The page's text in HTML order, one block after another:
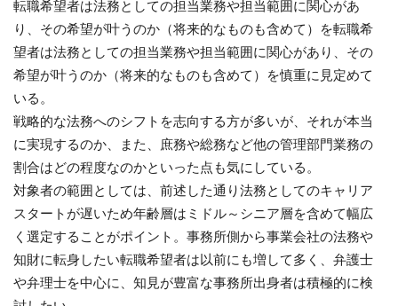
転職希望者は法務としての担当業務や担当範囲に関心があ
り、その希望が叶うのか（将来的なものも含めて）を転職希
望者は法務としての担当業務や担当範囲に関心があり、その
希望が叶うのか（将来的なものも含めて）を慎重に見定めて
いる。
戦略的な法務へのシフトを志向する方が多いが、それが本当
に実現するのか、また、庶務や総務など他の管理部門業務の
割合はどの程度なのかといった点も気にしている。
対象者の範囲としては、前述した通り法務としてのキャリア
スタートが遅いため年齢層はミドル～シニア層を含めて幅広
く選定することがポイント。事務所側から事業会社の法務や
知財に転身したい転職希望者は以前にも増して多く、弁護士
や弁理士を中心に、知見が豊富な事務所出身者は積極的に検